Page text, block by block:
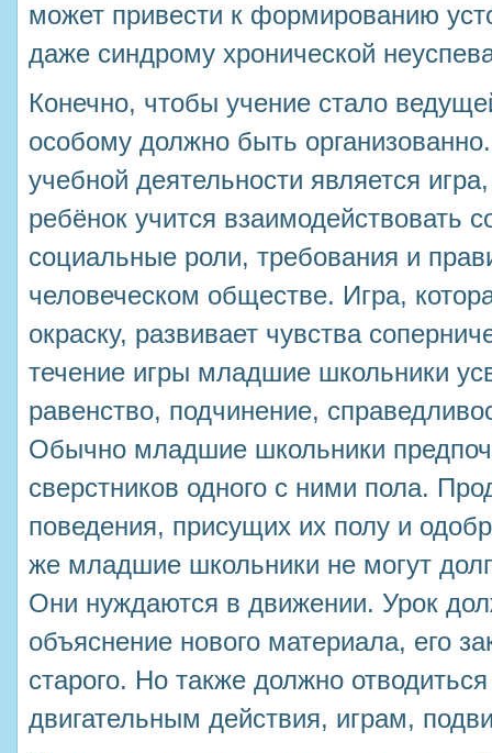
может привести к формированию
даже синдрому хронической
Конечно, чтобы учение стало
особому должно быть
учебной деятельности является
ребёнок учится взаимодействовать
социальные роли, требования и
человеческом обществе. Игра,
окраску, развивает чувства
течение игры младшие школьники
равенство, подчинение,
Обычно младшие школьники
сверстников одного с ними пола.
поведения, присущих их полу и
же младшие школьники не могут
Они нуждаются в движении. Урок
объяснение нового материала, его
старого. Но также должно
двигательным действия, играм,